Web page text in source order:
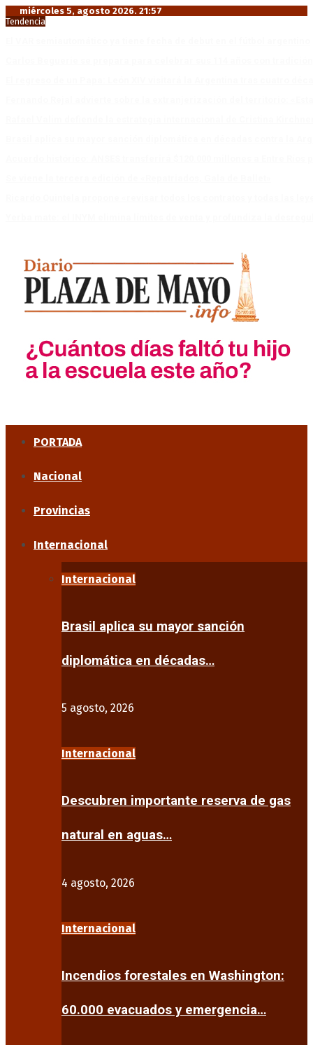
miércoles 5, agosto 2026. 21:57
Tendencia
PORTADA
Nacional
Provincias
Internacional
Internacional
Brasil aplica su mayor sanción
diplomática en décadas…
5 agosto, 2026
Internacional
Descubren importante reserva de gas
natural en aguas…
4 agosto, 2026
Internacional
Incendios forestales en Washington:
60.000 evacuados y emergencia…